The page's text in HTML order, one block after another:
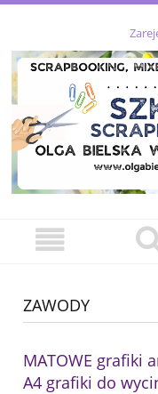
ZAWODY
MATOWE grafiki
A4 grafiki do